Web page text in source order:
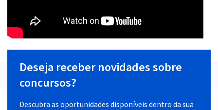
Deseja receber novidades sobre
concursos?
Descubra as oportunidades disponíveis dentro da sua